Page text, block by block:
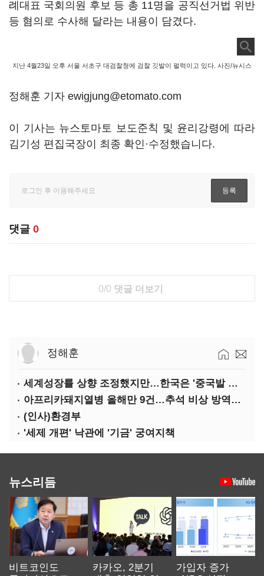
례대표 국회의원 후보 등 총 11명을 공직선거법 위반
등 혐의로 수사해 달라는 내용이 담겼다.
지난 4월23일 오후 서울 서초구 대검찰청에 검찰 깃발이 펄럭이고 있다. 사진/뉴시스
정해훈 기자 ewigjung@etomato.com
이 기사는 뉴스토마토 보도준칙 및 윤리강령에 따라
김기성 편집국장이 최종 확인·수정했습니다.
댓글 0
0/0 댓글 더보기
정해훈
세계성장률 상향 조정했지만…한국은 '중국발 살얼음판'
아프리카돼지열병 올해만 9건…추석 비상 방역에 '총력'
(인사)환경부
'세제 개편' 낙관에 '기금' 궁여지책
뉴스리듬
비트코인도
카카오, 2분기
가입자 증가